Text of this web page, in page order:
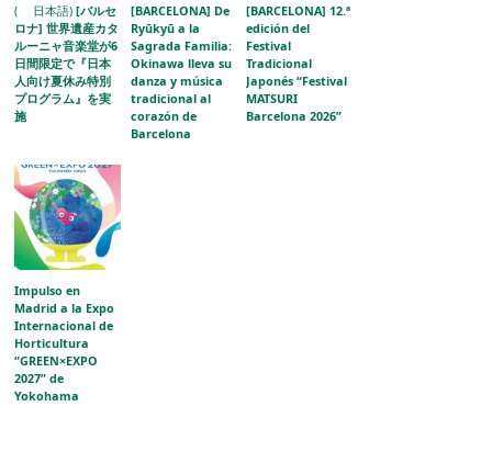
( 日本語)[バルセ
ロナ] 世界遺産カタ
ルーニャ音楽堂が6
日間限定で『日本
人向け夏休み特別
プログラム』を実
施
[BARCELONA] De
Ryūkyū a la
Sagrada Familia:
Okinawa lleva su
danza y música
tradicional al
corazón de
Barcelona
[BARCELONA] 12.ª
edición del
Festival
Tradicional
Japonés “Festival
MATSURI
Barcelona 2026”
Impulso en
Madrid a la Expo
Internacional de
Horticultura
“GREEN×EXPO
2027” de
Yokohama